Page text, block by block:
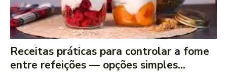
Receitas práticas para controlar a fome
entre refeições — opções simples...